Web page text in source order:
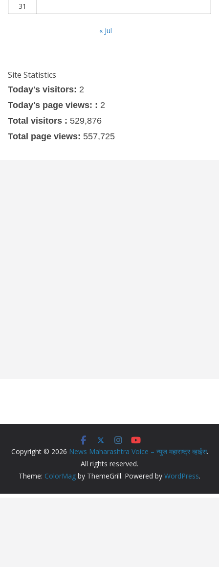
31
« Jul
Site Statistics
Today's visitors: 2
Today's page views: : 2
Total visitors : 529,876
Total page views: 557,725
Copyright © 2026 News Maharashtra Voice – न्युज महाराष्ट्र व्हाईस.
All rights reserved.
Theme: ColorMag by ThemeGrill. Powered by WordPress.